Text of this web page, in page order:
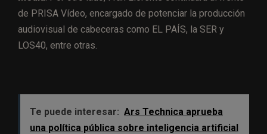
de PRISA Vídeo, encargado de potenciar la producción
audiovisual de cabeceras como EL PAÍS, la SER y
LOS40, entre otras.
Te puede interesar: Ars Technica aprueba
una política pública sobre inteligencia artificial